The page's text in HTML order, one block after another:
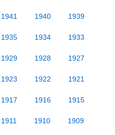
1941 1940 1939
1935 1934 1933
1929 1928 1927
1923 1922 1921
1917 1916 1915
1911 1910 1909